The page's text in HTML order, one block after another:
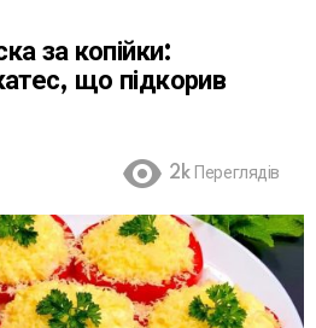
за копійки:
що підкорив
2k Переглядів